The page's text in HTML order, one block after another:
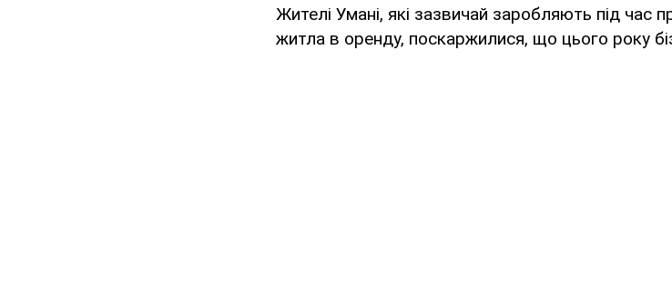
Жителі Умані, які зазвичай заробляють під час
житла в оренду, поскаржилися, що цього року